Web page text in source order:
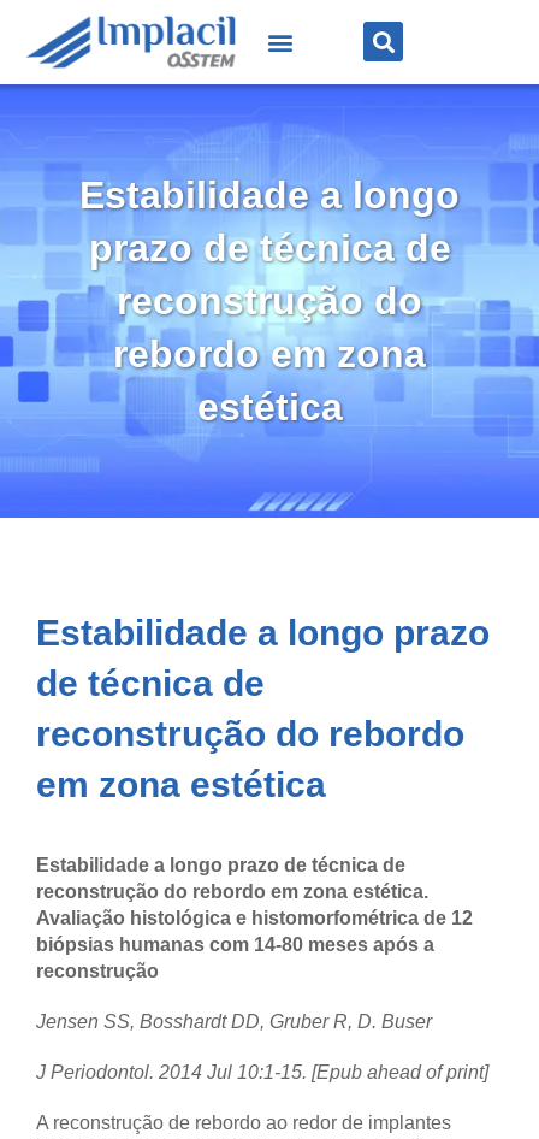
Estabilidade a longo
prazo de técnica de
reconstrução do
rebordo em zona
estética
Estabilidade a longo prazo
de técnica de
reconstrução do rebordo
em zona estética
Estabilidade a longo prazo de técnica de
reconstrução do rebordo em zona estética.
Avaliação histológica e histomorfométrica de 12
biópsias humanas com 14-80 meses após a
reconstrução
Jensen SS, Bosshardt DD, Gruber R, D. Buser
J Periodontol. 2014 Jul 10:1-15. [Epub ahead of print]
A reconstrução de rebordo ao redor de implantes